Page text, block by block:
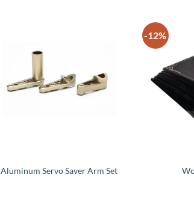
Aluminum Servo Saver Arm Set
-12%